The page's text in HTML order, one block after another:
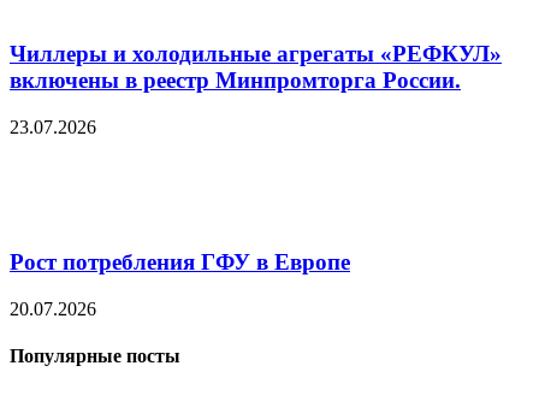
Чиллеры и холодильные агрегаты «РЕФКУЛ»
включены в реестр Минпромторга России.
23.07.2026
Рост потребления ГФУ в Европе
20.07.2026
Популярные посты